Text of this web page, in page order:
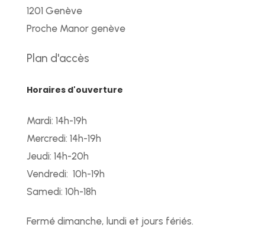
1201 Genève
Proche Manor genève
Plan d'accès
Horaires d'ouverture
Mardi: 14h-19h
Mercredi: 14h-19h
Jeudi: 14h-20h
Vendredi: 10h-19h
Samedi: 10h-18h
Fermé dimanche, lundi et jours fériés.